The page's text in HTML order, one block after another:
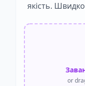
якість.
or